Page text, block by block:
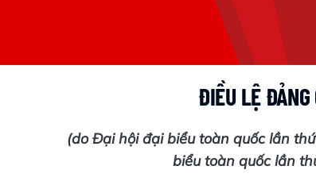
ĐIỀU LỆ ĐẢNG
(do Đại hội đại biểu toàn quốc lần
biểu toàn quốc lần